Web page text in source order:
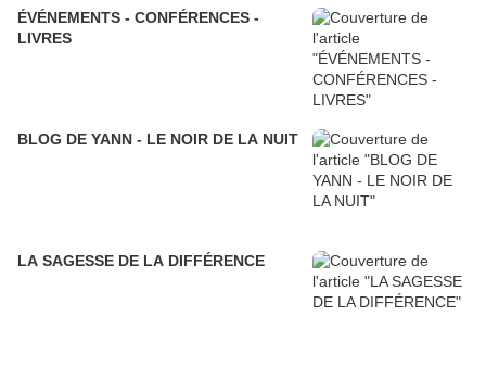
ÉVÉNEMENTS - CONFÉRENCES -
LIVRES
BLOG DE YANN - LE NOIR DE LA NUIT
LA SAGESSE DE LA DIFFÉRENCE